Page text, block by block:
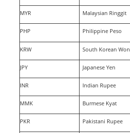
MYR Malaysian Ringgit
PHP Philippine Peso
KRW South Korean Won
JPY Japanese Yen
INR Indian Rupee
MMK Burmese Kyat
PKR Pakistani Rupee